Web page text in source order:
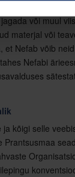
ja
või muul
materjal või
et Nefab võib
Nefabi
kõigi selle
Prantsusmaa